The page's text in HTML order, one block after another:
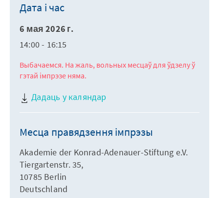
Дата і час
6 мая 2026 г.
14:00 - 16:15
Выбачаемся. На жаль, вольных месцаў для ўдзелу ў
гэтай імпрэзе няма.
Дадаць у каляндар
Месца правядзення імпрэзы
Akademie der Konrad-Adenauer-Stiftung e.V.
Tiergartenstr. 35,
10785 Berlin
Deutschland